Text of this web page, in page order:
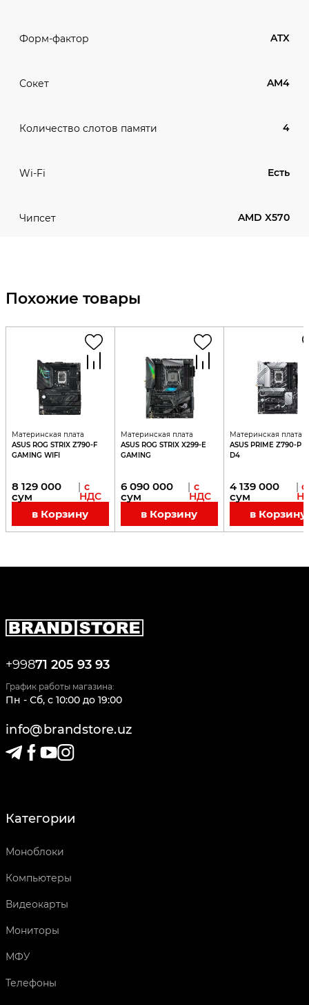
Форм-фактор ATX
Сокет AM4
Количество слотов памяти 4
Wi-Fi Есть
Чипсет AMD X570
Похожие товары
Материнская плата
ASUS ROG STRIX Z790-F
GAMING WIFI
8 129 000
сум
| с
НДС
в Корзину
Материнская плата
ASUS ROG STRIX X299-E
GAMING
6 090 000
сум
| с
НДС
в Корзину
Материнская плата
ASUS PRIME Z790-P
D4
4 139 000
сум
| с
в Корзину
+99871 205 93 93
График работы магазина:
Пн - Сб, c 10:00 до 19:00
info@brandstore.uz
Категории
Моноблоки
Компьютеры
Видеокарты
Мониторы
МФУ
Телефоны